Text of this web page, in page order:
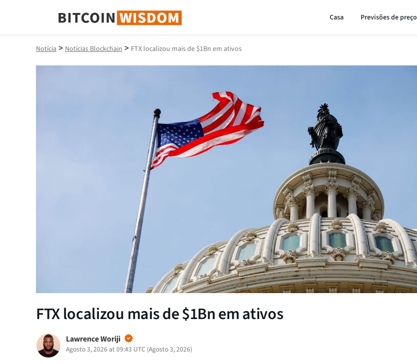
Sabedoria do Bitcoin
Casa Previsões de preço
Notícia > Notícias Blockchain > FTX localizou mais de $1Bn em ativos
FTX localizou mais de $1Bn em ativos
Lawrence Woriji
Agosto 3, 2026 at 09:43 UTC (Agosto 3, 2026)